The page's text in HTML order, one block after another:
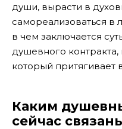
души, вырасти в
самореализоваться в
в чем заключается
душевного
который притягивает
Каким
сейчас